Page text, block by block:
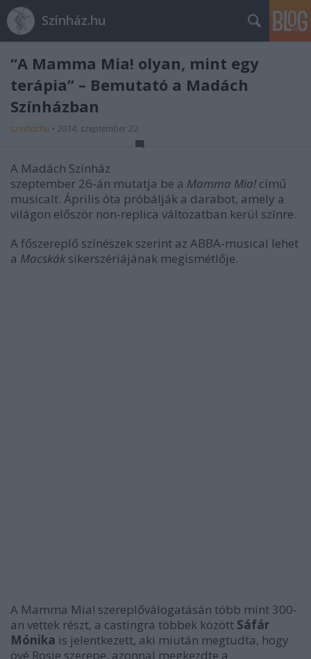
Színház.hu
“A Mamma Mia! olyan, mint egy
terápia” – Bemutató a Madách
Színházban
szinhazhu • 2014. szeptember 22.
A Madách Színház
szeptember 26-án mutatja be a Mamma Mia!című
musicalt. Április óta próbálják a darabot, amely a
világon először non-replica változatban kerül színre.
A főszereplő színészek szerint az ABBA-musical lehet
a Macskák sikerszériájának megismétlője.
A Mamma Mia! szereplőválogatásán több mint 300-
an vettek részt, a castingra többek között Sáfár
Mónika is jelentkezett, aki miután megtudta, hogy
övé Rosie szerepe, azonnal megkezdte a